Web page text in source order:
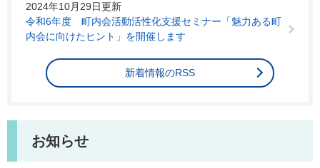
2024年10月29日更新
令和6年度 町内会活動活性化支援セミナー「魅力ある町
内会に向けたヒント」を開催します
新着情報のRSS
お知らせ